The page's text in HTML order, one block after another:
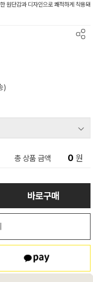
원단감과 디자인으로 쾌적하게 착용돼
)
총 상품 금액 0 원
바로구매